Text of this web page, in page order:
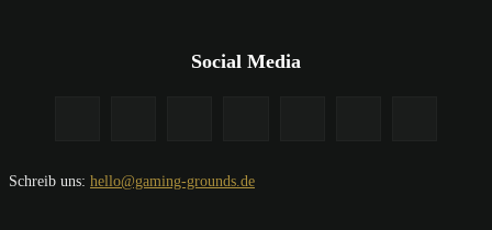
Social Media
Schreib uns: hello@gaming-grounds.de